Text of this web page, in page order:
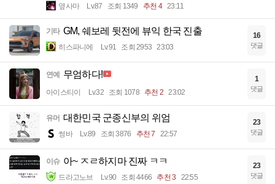
옆사마 Lv.87 조회 1349 추천 4 23:11
기타 GM, 쉐보레 뒷전에 뷰익 한국 진출
히스파니에 Lv.91 조회 2953 23:03
16
댓글
연예 무엄하다!
아이스티이 Lv.32 조회 1078 추천 2 23:02
1
댓글
유머 대한민국 군종신부의 위엄
썽바 Lv.89 조회 3876 추천 7 22:57
23
댓글
이슈 아~ ㅈㄹ하지마 진짜 ㅋㅋ
드라고노브 Lv.90 조회 4466 추천 3 22:55
23
댓글